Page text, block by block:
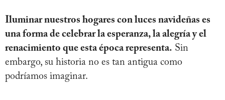
Iluminar nuestros hogares con luces navideñas es
una forma de celebrar la esperanza, la alegría y el
renacimiento que esta época representa. Sin
embargo, su historia no es tan antigua como
podríamos imaginar.